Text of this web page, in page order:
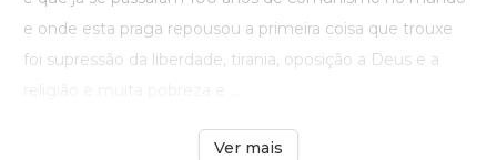
e onde esta praga repousou a primeira coisa que trouxe
foi supressão da liberdade, tirania, oposição a Deus e a
Ver mais